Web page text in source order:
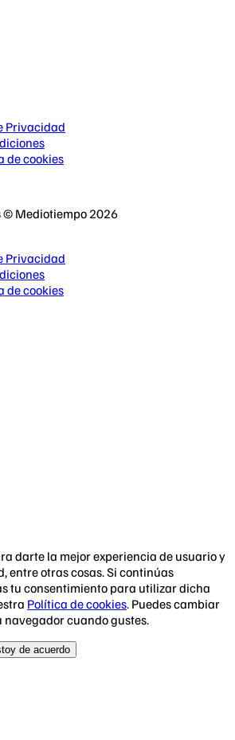
Privacidad
de cookies
© Mediotiempo 2026
Privacidad
de cookies
darte la mejor experiencia de usuario y
entre otras cosas. Si continúas
tu consentimiento para utilizar dicha
Política de cookies. Puedes cambiar
cuando gustes.
de acuerdo